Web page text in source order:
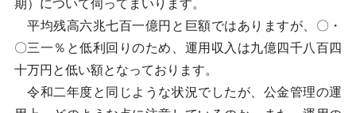
期）について伺ってまいります。
平均残高六兆七百一億円と巨額ではありますが、〇・
〇三一％と低利回りのため、運用収入は九億四千八百四
十万円と低い額となっております。
令和二年度と同じような状況でしたが、公金管理の運